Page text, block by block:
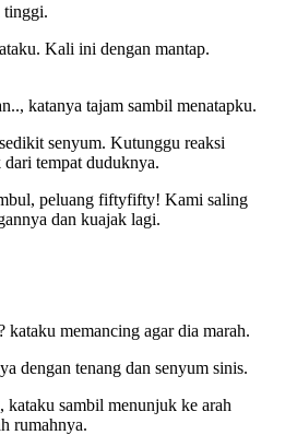
tinggi.
Kali ini dengan mantap.
katanya tajam sambil menatapku.
senyum. Kutunggu reaksi
tempat duduknya.
peluang fiftyfifty! Kami saling
dan kuajak lagi.
memancing agar dia marah.
dengan tenang dan senyum sinis.
kataku sambil menunjuk ke arah
rumahnya.